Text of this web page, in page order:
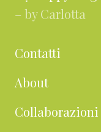
– by Carlotta
Contatti
About